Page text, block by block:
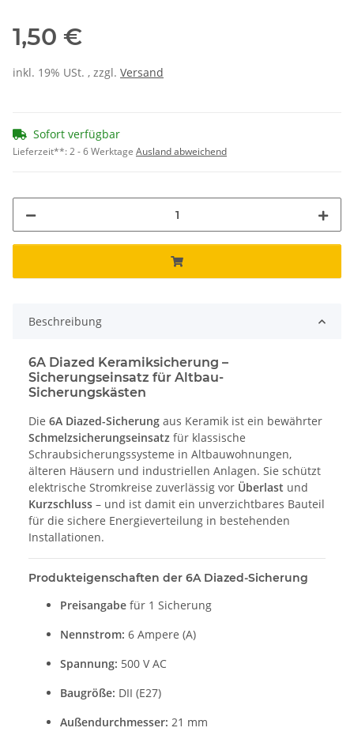
1,50 €
inkl. 19% USt. , zzgl. Versand
Sofort verfügbar
Lieferzeit**:2 - 6 Werktage Ausland abweichend
Beschreibung
6A Diazed Keramiksicherung –
Sicherungseinsatz für Altbau-
Sicherungskästen
Die 6A Diazed-Sicherung aus Keramik ist ein bewährter
Schmelzsicherungseinsatz für klassische
Schraubsicherungssysteme in Altbauwohnungen,
älteren Häusern und industriellen Anlagen. Sie schützt
elektrische Stromkreise zuverlässig vor Überlast und
Kurzschluss – und ist damit ein unverzichtbares Bauteil
für die sichere Energieverteilung in bestehenden
Installationen.
Produkteigenschaften der 6A Diazed-Sicherung
Preisangabe für 1 Sicherung
Nennstrom: 6 Ampere (A)
Spannung: 500 V AC
Baugröße: DII (E27)
Außendurchmesser: 21 mm